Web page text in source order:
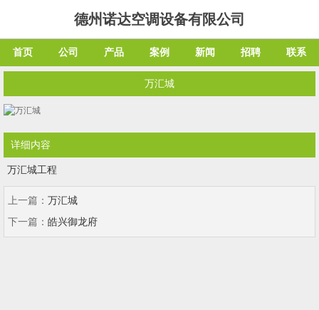
德州诺达空调设备有限公司
首页 公司 产品 案例 新闻 招聘 联系
万汇城
详细内容
万汇城工程
上一篇： 万汇城
下一篇： 皓兴御龙府